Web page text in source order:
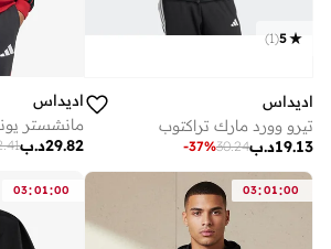
5
(
1
)
اديداس
تيرو وورد مارك تراكتوب
د.ب19.13
30.24
-37%
اديداس
د.ب29.82
03:01:00
03:01:00